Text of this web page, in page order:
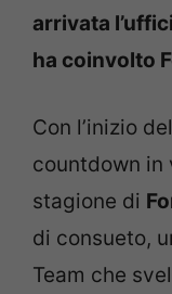
arrivata
ha coinvolto
Con l’inizio
countdown in
stagione di
di consueto,
Team che